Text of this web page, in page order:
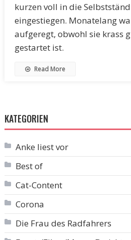
kurzen voll in die
eingestiegen. Monatelang
aufgeregt, obwohl sie krass
gestartet ist.
Read More
KATEGORIEN
Anke liest vor
Best of
Cat-Content
Corona
Die Frau des Radfahrers